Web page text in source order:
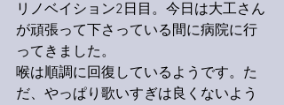
リノベイション2日目。今日は大工さん
が頑張って下さっている間に病院に行
ってきました。
喉は順調に回復しているようです。た
だ、やっぱり歌いすぎは良くないよう